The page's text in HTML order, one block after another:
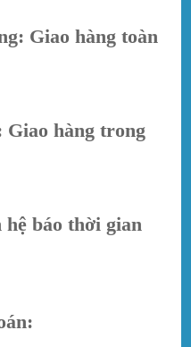
Giao hàng toàn
hàng trong
báo thời gian